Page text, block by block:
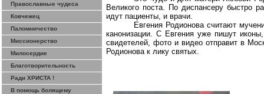
Православные чудеса
Ковчежец
Паломничество
Миссионерство
Милосердие
Благотворительность
Ради ХРИСТА !
В помощь болящему
Великого поста. По диспансеру быстро
идут пациенты, и врачи.
Евгения Родионова считают
канонизации. С Евгения уже пишут
свидетелей, фото и видео отправит в
Родионова к лику святых.